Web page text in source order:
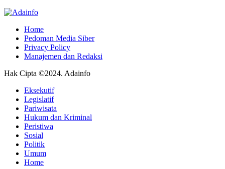
Home
Pedoman Media Siber
Privacy Policy
Manajemen dan Redaksi
Hak Cipta ©2024. Adainfo
Eksekutif
Legislatif
Pariwisata
Hukum dan Kriminal
Peristiwa
Sosial
Politik
Umum
Home